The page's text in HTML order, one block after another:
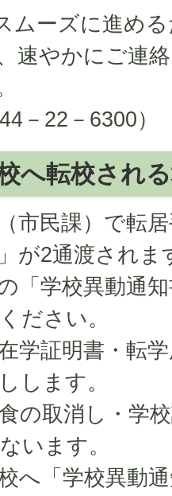
ムーズに進め
速やかにご連
－22－6300）
へ転校され
市民課）で転
が2通渡されま
「学校異動通
ださい。
学証明書・転
します。
の取消し・学
います。
へ「学校異動